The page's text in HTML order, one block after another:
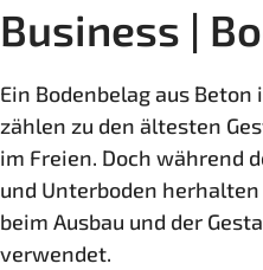
Business |
Ein Bodenbelag aus
zählen zu den ältesten
im Freien. Doch während
und Unterboden
beim Ausbau und der
verwendet.